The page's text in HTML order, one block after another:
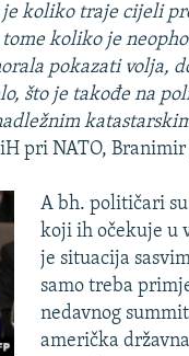
je koliko traje cijeli
koliko je
pokazati volja,
što je takođe na
pri NATO, Branimir
A bh. političari
koji ih očekuje u
je situacija
samo treba
nedavnog
američka